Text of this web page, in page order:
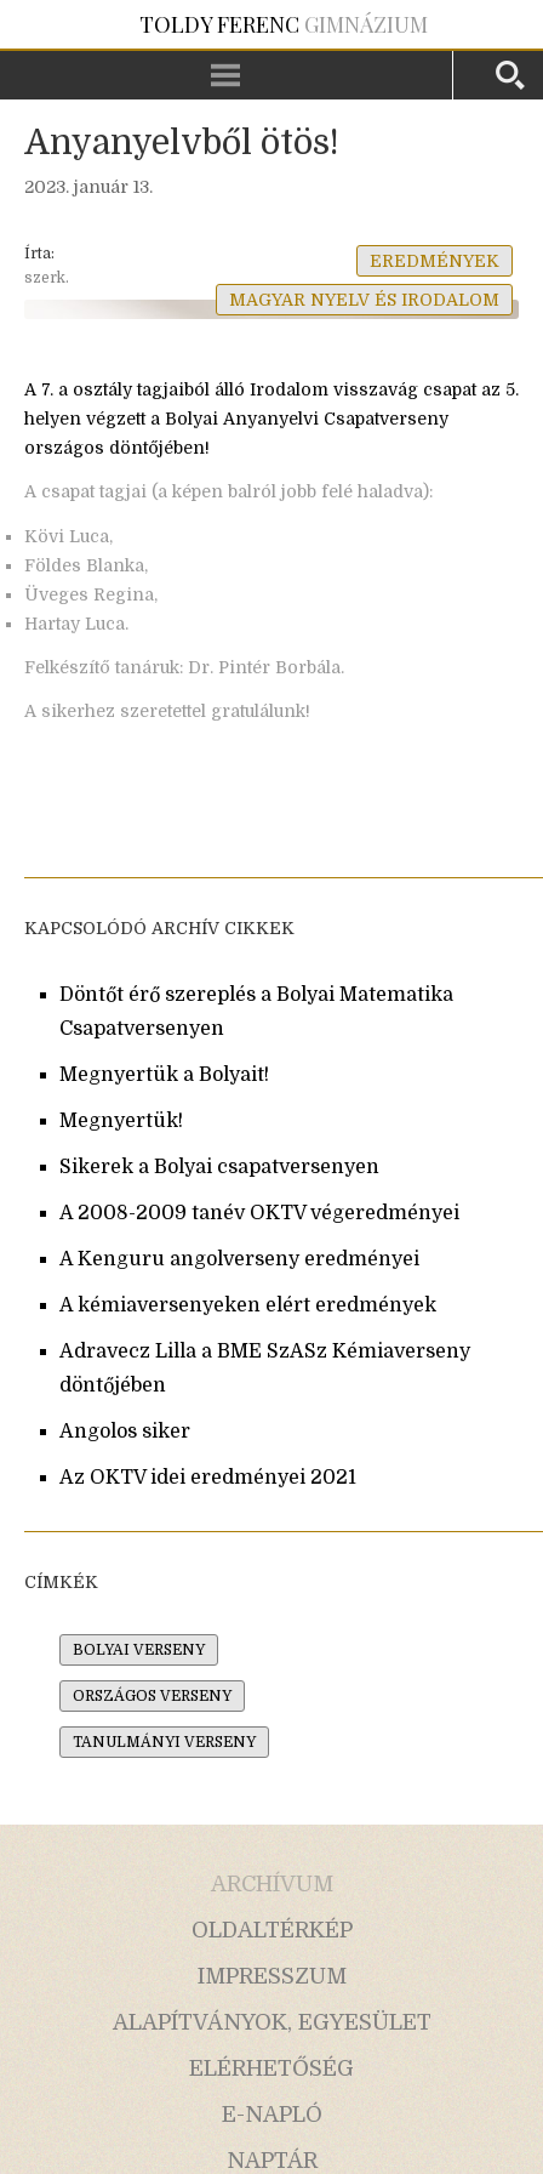
TOLDY FERENC GIMNÁZIUM
Anyanyelvből ötös!
2023. január 13.
Írta:
szerk.
EREDMÉNYEK
MAGYAR NYELV ÉS IRODALOM
A 7. a osztály tagjaiból álló Irodalom visszavág csapat az 5.
helyen végzett a Bolyai Anyanyelvi Csapatverseny
országos döntőjében!
A csapat tagjai (a képen balról jobb felé haladva):
Kövi Luca,
Földes Blanka,
Üveges Regina,
Hartay Luca.
Felkészítő tanáruk: Dr. Pintér Borbála.
A sikerhez szeretettel gratulálunk!
KAPCSOLÓDÓ ARCHÍV CIKKEK
Döntőt érő szereplés a Bolyai Matematika
Csapatversenyen
Megnyertük a Bolyait!
Megnyertük!
Sikerek a Bolyai csapatversenyen
A 2008-2009 tanév OKTV végeredményei
A Kenguru angolverseny eredményei
A kémiaversenyeken elért eredmények
Adravecz Lilla a BME SzASz Kémiaverseny
döntőjében
Angolos siker
Az OKTV idei eredményei 2021
CÍMKÉK
BOLYAI VERSENY
ORSZÁGOS VERSENY
TANULMÁNYI VERSENY
ARCHÍVUM
OLDALTÉRKÉP
IMPRESSZUM
ALAPÍTVÁNYOK, EGYESÜLET
ELÉRHETŐSÉG
E-NAPLÓ
NAPTÁR